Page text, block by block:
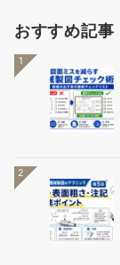
おすすめ記事
1
2